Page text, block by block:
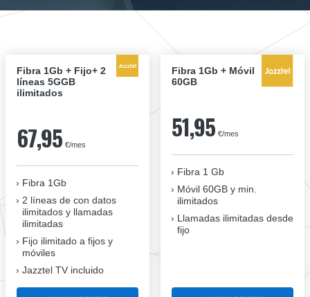
Fibra 1Gb + Fijo+ 2
líneas 5GGB
ilimitados
67,95 €/mes
Fibra 1Gb
2 líneas de con datos
ilimitados y llamadas
ilimitadas
Fijo ilimitado a fijos y
móviles
Jazztel TV incluido
Fibra 1Gb + Móvil
60GB
51,95 €/mes
Fibra 1 Gb
Móvil 60GB y min.
ilimitados
Llamadas ilimitadas desde
fijo